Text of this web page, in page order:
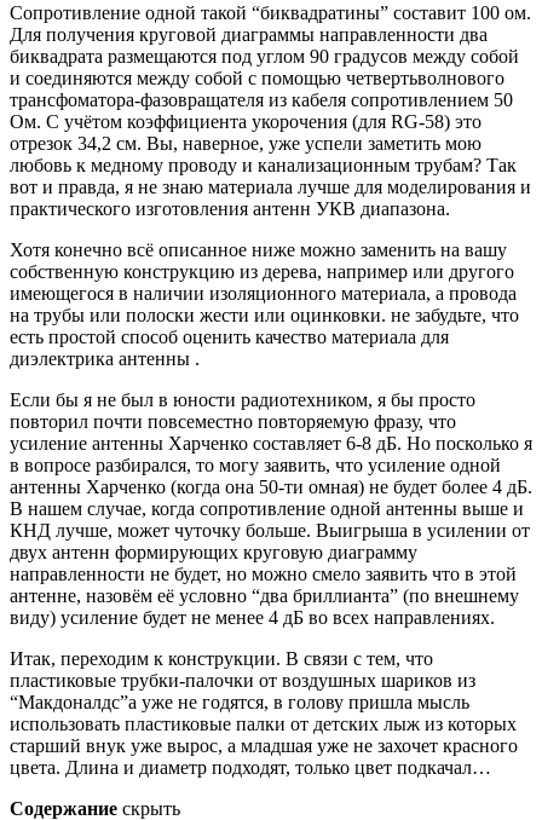
Сопротивление одной такой “биквадратины” составит 100 ом.
Для получения круговой диаграммы направленности два
биквадрата размещаются под углом 90 градусов между собой
и соединяются между собой с помощью четвертьволнового
трансфоматора-фазовращателя из кабеля сопротивлением 50
Ом. С учётом коэффициента укорочения (для RG-58) это
отрезок 34,2 см. Вы, наверное, уже успели заметить мою
любовь к медному проводу и канализационным трубам? Так
вот и правда, я не знаю материала лучше для моделирования и
практического изготовления антенн УКВ диапазона.
Хотя конечно всё описанное ниже можно заменить на вашу
собственную конструкцию из дерева, например или другого
имеющегося в наличии изоляционного материала, а провода
на трубы или полоски жести или оцинковки. не забудьте, что
есть простой способ оценить качество материала для
диэлектрика антенны .
Если бы я не был в юности радиотехником, я бы просто
повторил почти повсеместно повторяемую фразу, что
усиление антенны Харченко составляет 6-8 дБ. Но посколько я
в вопросе разбирался, то могу заявить, что усиление одной
антенны Харченко (когда она 50-ти омная) не будет более 4 дБ.
В нашем случае, когда сопротивление одной антенны выше и
КНД лучше, может чуточку больше. Выигрыша в усилении от
двух антенн формирующих круговую диаграмму
направленности не будет, но можно смело заявить что в этой
антенне, назовём её условно “два бриллианта” (по внешнему
виду) усиление будет не менее 4 дБ во всех направлениях.
Итак, переходим к конструкции. В связи с тем, что
пластиковые трубки-палочки от воздушных шариков из
“Макдоналдс”а уже не годятся, в голову пришла мысль
использовать пластиковые палки от детских лыж из которых
старший внук уже вырос, а младшая уже не захочет красного
цвета. Длина и диаметр подходят, только цвет подкачал…
Содержание скрыть